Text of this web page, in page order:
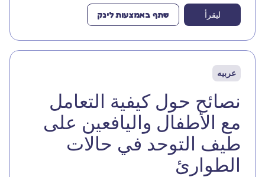
ليقرأ שתף באמצעות לינק
عربيه
نصائح حول كيفية التعامل
مع الأطفال واليافعين على
طيف التوحد في حالات
الطوارئ